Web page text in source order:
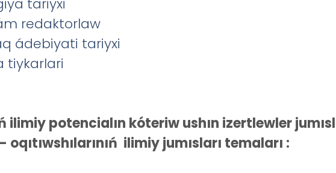
tariyxi
redaktorlaw
ádebiyati tariyxi
tiykarlari
ilimiy potencialın kóteriw ushın izertlewler
oqıtıwshılarınıń ilimiy jumısları temaları :